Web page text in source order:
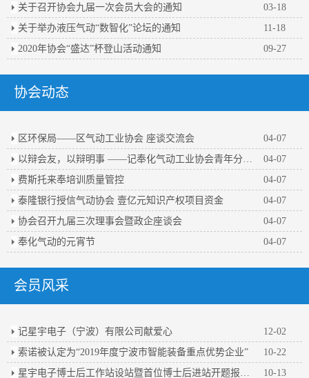
关于召开协会九届一次会员大会的通知
03-18
关于举办液压气动“数智化”论坛的通知
11-18
2020年协会“盛达”杯登山活动通知
09-27
协会动态
区环保局——区气动工业协会 座谈交流会
04-07
04-07
费斯托来奉培训质量管控
04-07
泰隆银行授信气动协会 壹亿元知识产权项目资金
04-07
协会召开九届三次理事会暨政企座谈会
04-07
奉化气动的元宵节
04-07
会员风采
记星宇电子（宁波）有限公司献爱心
12-02
索诺被认定为“2019年度宁波市智能装备重点优势企业”
10-22
10-13